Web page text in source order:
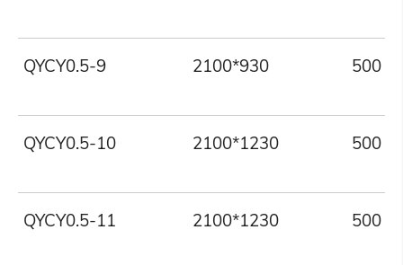
QYCY0.5-9 2100*930 500
QYCY0.5-10 2100*1230 500
QYCY0.5-11 2100*1230 500